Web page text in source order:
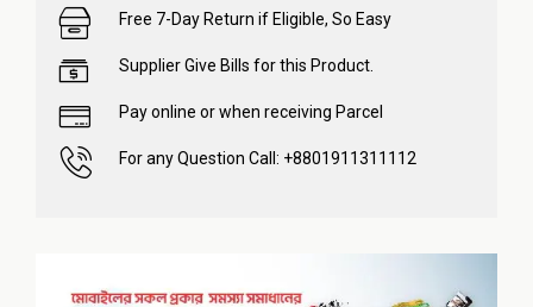
Free 7-Day Return if Eligible, So Easy
Supplier Give Bills for this Product.
Pay online or when receiving Parcel
For any Question Call: +8801911311112